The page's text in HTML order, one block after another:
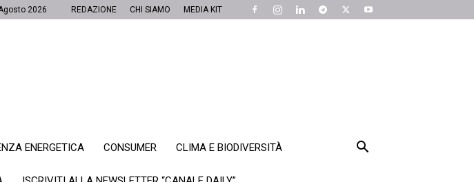
2026 REDAZIONE CHI SIAMO MEDIA KIT
ENERGETICA CONSUMER CLIMA E BIODIVERSITÀ